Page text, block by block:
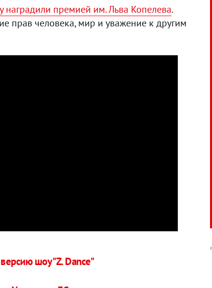
наградили премией им. Льва Копелева.
прав человека, мир и уважение к другим
шоу "Z. Dance"